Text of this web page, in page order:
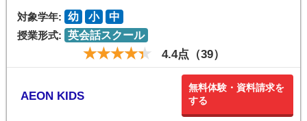
対象学年: 幼 小
中
授業形式: 英会話スクール
4.4点（39）
AEON KIDS
無料体験・資料請求を
する